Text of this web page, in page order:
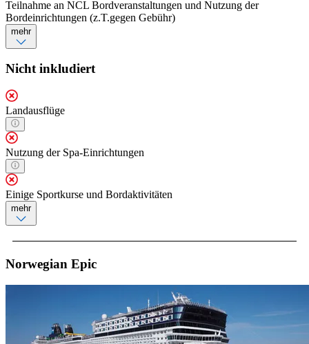
Teilnahme an NCL Bordveranstaltungen und Nutzung der
Bordeinrichtungen (z.T.gegen Gebühr)
mehr
Nicht inkludiert
Landausflüge
Nutzung der Spa-Einrichtungen
Einige Sportkurse und Bordaktivitäten
mehr
Norwegian Epic